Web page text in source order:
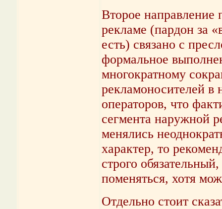
Второе направление
рекламе (пардон за
есть) связано с
формальное
многократному
рекламоносителей
операторов, что
сегмента наружной
менялись
характер, то
строго
поменяться, хотя
Отдельно стоит